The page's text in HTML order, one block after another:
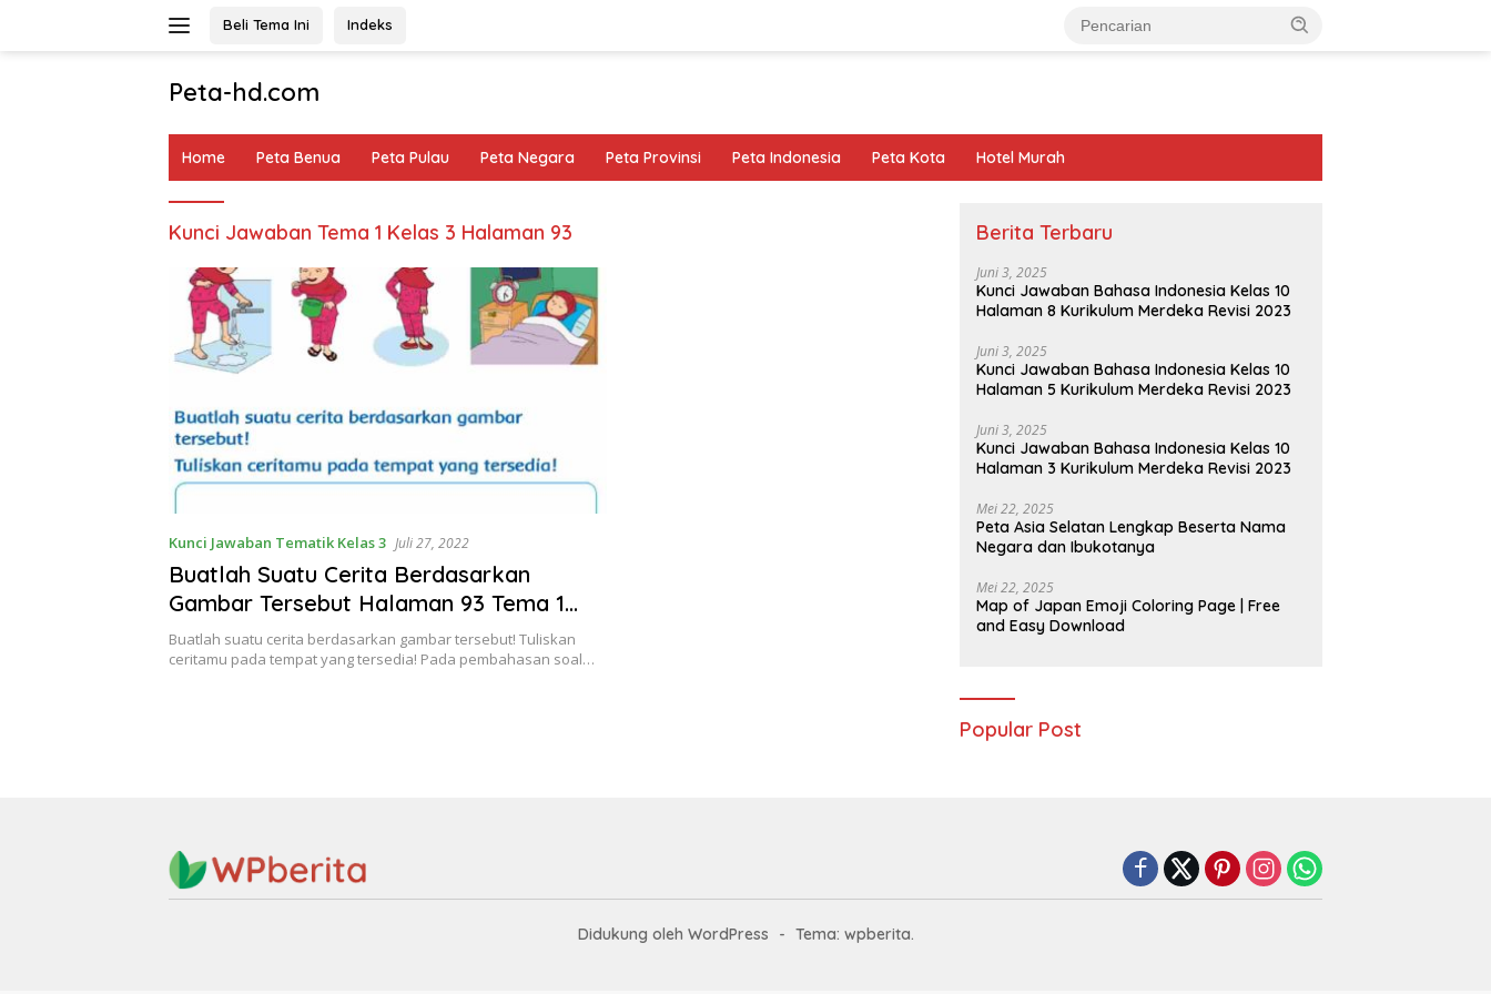
Beli Tema Ini Indeks
Peta-hd.com
Gambar
HD
Home Peta Benua Peta Pulau Peta Negara Peta Provinsi Peta Indonesia Peta Kota Hotel Murah
Kunci Jawaban Tema 1 Kelas 3 Halaman 93
Kunci Jawaban Tematik Kelas 3 Juli 27, 2022
Buatlah Suatu Cerita Berdasarkan
Gambar Tersebut Halaman 93 Tema 1
Kelas 3 SD MI
Buatlah suatu cerita berdasarkan gambar tersebut! Tuliskan
ceritamu pada tempat yang tersedia! Pada pembahasan soal…
Berita Terbaru
Juni 3, 2025
Kunci Jawaban Bahasa Indonesia Kelas 10
Halaman 8 Kurikulum Merdeka Revisi 2023
Juni 3, 2025
Kunci Jawaban Bahasa Indonesia Kelas 10
Halaman 5 Kurikulum Merdeka Revisi 2023
Juni 3, 2025
Kunci Jawaban Bahasa Indonesia Kelas 10
Halaman 3 Kurikulum Merdeka Revisi 2023
Mei 22, 2025
Peta Asia Selatan Lengkap Beserta Nama
Negara dan Ibukotanya
Mei 22, 2025
Map of Japan Emoji Coloring Page | Free
and Easy Download
Popular Post
Didukung oleh WordPress - Tema: wpberita.